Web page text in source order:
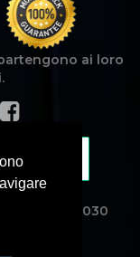
ai loro
- CAP 95030